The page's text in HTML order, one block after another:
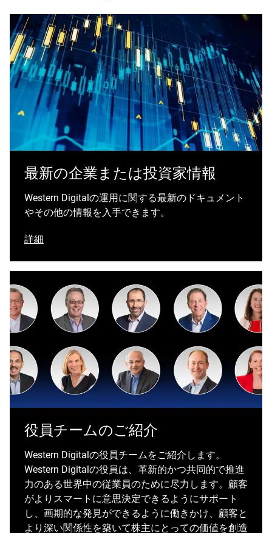
最新の企業または投資家情報
Western Digitalの運用に関する最新のドキュメント
やその他の情報を入手できます。
詳細
役員チームのご紹介
Western Digitalの役員チームをご紹介します。
Western Digitalの役員は、革新的かつ共同的で推進
力のある世界中の従業員のために尽力します。顧客
がよりスマートに意思決定できるようにサポート
し、画期的な発見ができるように働きかけ、顧客と
より深い関係性を築いて株主にとっての価値を創造